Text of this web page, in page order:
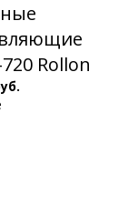
Rollon